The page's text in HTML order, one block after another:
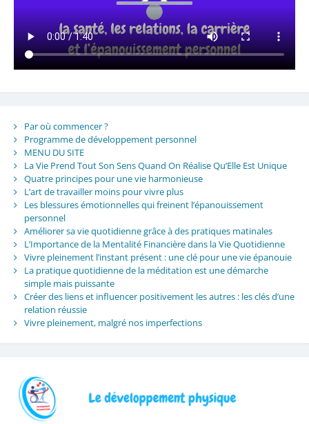
Par où commencer ?
Programme de développement personnel
MENU DU SITE
La Vie Prend Tout Son Sens Quand On Réalise Qu’Elle Est Unique
Quatre principes pour une vie harmonieuse
L’art de travailler moins pour vivre plus
Les blessures émotionnelles qui freinent l’épanouissement
personnel
Améliorer sa vie quotidienne grâce à des pratiques matinales
L’Importance de la Mentalité Financière dans la Vie Quotidienne
Vivre pleinement l’instant présent : une clé pour une vie épanouie
La pratique quotidienne de la méditation est une démarche
simple mais puissante
Créer des liens et influencer positivement les autres : les clés d’une
relation réussie
Vivre pleinement, malgré nos imperfections